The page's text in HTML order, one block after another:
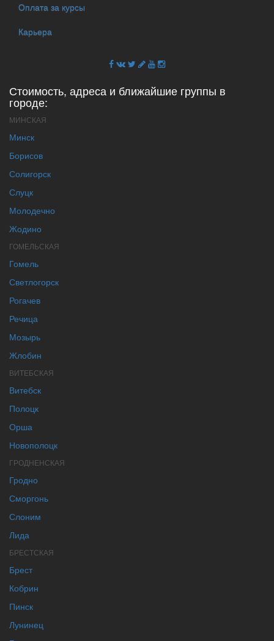
Оплата за курсы
Карьера
Стоимость, адреса и ближайшие группы в
городе:
МИНСКАЯ
Минск
Борисов
Солигорск
Слуцк
Молодечно
Жодино
ГОМЕЛЬСКАЯ
Гомель
Светлогорск
Рогачев
Речица
Мозырь
Жлобин
ВИТЕБСКАЯ
Витебск
Полоцк
Орша
Новополоцк
ГРОДНЕНСКАЯ
Гродно
Сморгонь
Слоним
Лида
БРЕСТСКАЯ
Брест
Кобрин
Пинск
Лунинец